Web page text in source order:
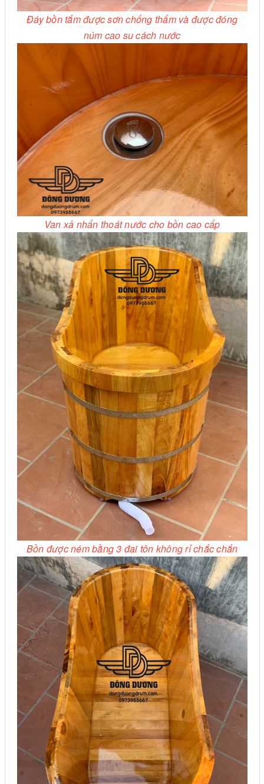
Đáy bồn tắm được sơn chống thấm và được đóng
núm cao su cách nước
Van xả nhấn thoát nước cho bồn cao cấp
Bồn được ném bằng 3 đai tôn không rỉ chắc chắn